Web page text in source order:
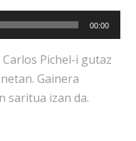
00:00
Pichel-i gutaz
Gainera
saritua izan da.